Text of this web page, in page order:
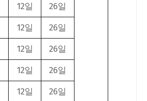
12일
26일
12일
26일
12일
26일
12일
26일
12일
26일